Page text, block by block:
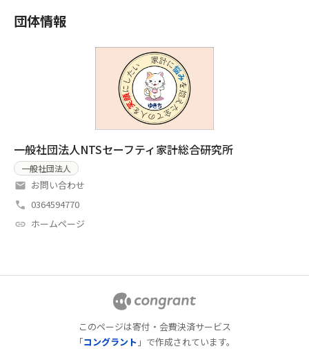
団体情報
一般社団法人NTSセーフティ家計総合研究所
一般社団法人
お問い合わせ
0364594770
ホームページ
このページは寄付・会費決済サービス
「コングラント 」で作成されています。